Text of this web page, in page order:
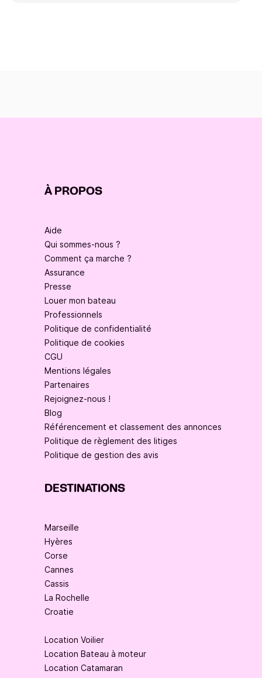
À PROPOS
Aide
Qui sommes-nous ?
Comment ça marche ?
Assurance
Presse
Louer mon bateau
Professionnels
Politique de confidentialité
Politique de cookies
CGU
Mentions légales
Partenaires
Rejoignez-nous !
Blog
Référencement et classement des annonces
Politique de règlement des litiges
Politique de gestion des avis
DESTINATIONS
Marseille
Hyères
Corse
Cannes
Cassis
La Rochelle
Croatie
Location Voilier
Location Bateau à moteur
Location Catamaran